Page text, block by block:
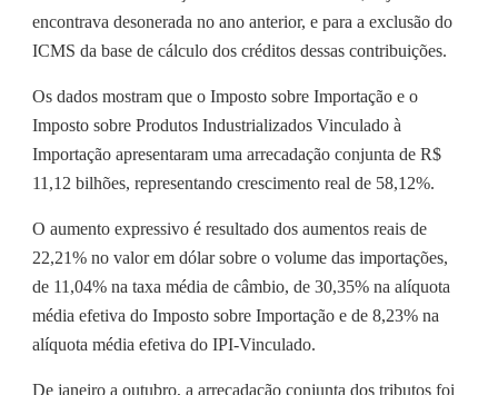
encontrava desonerada no ano anterior, e para a exclusão do
ICMS da base de cálculo dos créditos dessas contribuições.
Os dados mostram que o Imposto sobre Importação e o
Imposto sobre Produtos Industrializados Vinculado à
Importação apresentaram uma arrecadação conjunta de R$
11,12 bilhões, representando crescimento real de 58,12%.
O aumento expressivo é resultado dos aumentos reais de
22,21% no valor em dólar sobre o volume das importações,
de 11,04% na taxa média de câmbio, de 30,35% na alíquota
média efetiva do Imposto sobre Importação e de 8,23% na
alíquota média efetiva do IPI-Vinculado.
De janeiro a outubro, a arrecadação conjunta dos tributos foi